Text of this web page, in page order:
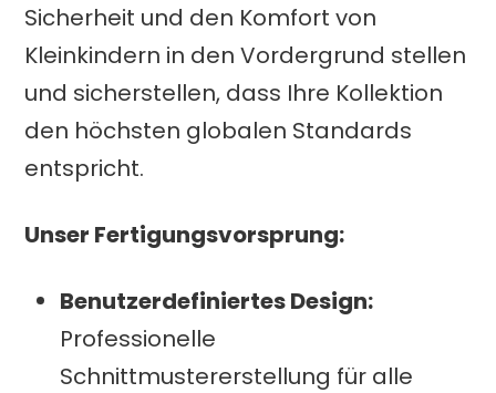
Sicherheit und den Komfort von
Kleinkindern in den Vordergrund stellen
und sicherstellen, dass Ihre Kollektion
den höchsten globalen Standards
entspricht.
Unser Fertigungsvorsprung:
Benutzerdefiniertes Design:
Professionelle
Schnittmustererstellung für alle